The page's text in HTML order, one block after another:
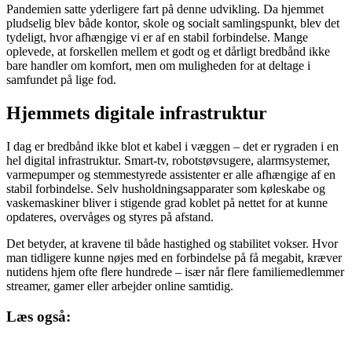
Pandemien satte yderligere fart på denne udvikling. Da hjemmet
pludselig blev både kontor, skole og socialt samlingspunkt, blev det
tydeligt, hvor afhængige vi er af en stabil forbindelse. Mange
oplevede, at forskellen mellem et godt og et dårligt bredbånd ikke
bare handler om komfort, men om muligheden for at deltage i
samfundet på lige fod.
Hjemmets digitale infrastruktur
I dag er bredbånd ikke blot et kabel i væggen – det er rygraden i en
hel digital infrastruktur. Smart-tv, robotstøvsugere, alarmsystemer,
varmepumper og stemmestyrede assistenter er alle afhængige af en
stabil forbindelse. Selv husholdningsapparater som køleskabe og
vaskemaskiner bliver i stigende grad koblet på nettet for at kunne
opdateres, overvåges og styres på afstand.
Det betyder, at kravene til både hastighed og stabilitet vokser. Hvor
man tidligere kunne nøjes med en forbindelse på få megabit, kræver
nutidens hjem ofte flere hundrede – især når flere familiemedlemmer
streamer, gamer eller arbejder online samtidig.
Læs også: